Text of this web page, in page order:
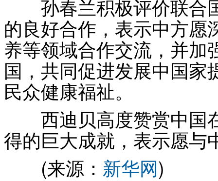
孙春兰积极评价联合
的良好合作，表示中方愿
养等领域合作交流，并加
国，共同促进发展中国
民众健康福祉。
西迪贝高度赞赏中国
得的巨大成就，表示愿与
(来源： 新华网)